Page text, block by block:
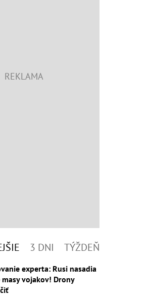
3 DNI TÝŽDEŇ
experta: Rusi nasadia
vojakov! Drony